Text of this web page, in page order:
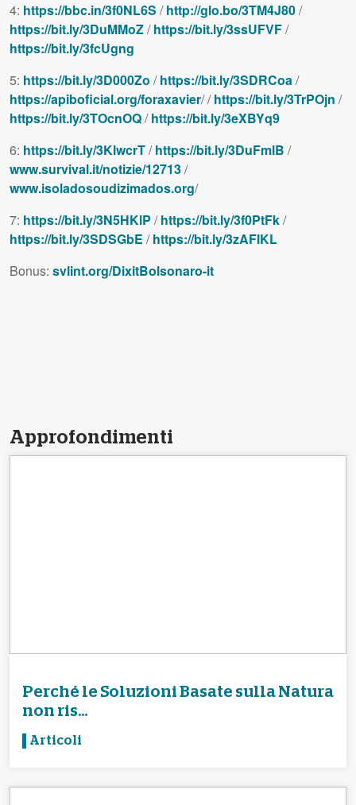
4: https://bbc.in/3f0NL6S /http://glo.bo/3TM4J80/
https://bit.ly/3DuMMoZ/https://bit.ly/3ssUFVF/
https://bit.ly/3fcUgng
5: https://bit.ly/3D000Zo /https://bit.ly/3SDRCoa/
https://apiboficial.org/foraxavier/ /https://bit.ly/3TrPOjn /
https://bit.ly/3TOcnOQ/https://bit.ly/3eXBYq9
6: https://bit.ly/3KlwcrT/https://bit.ly/3DuFmlB /
www.survival.it/notizie/12713/
www.isoladosoudizimados.org/
7: https://bit.ly/3N5HKlP /https://bit.ly/3f0PtFk/
https://bit.ly/3SDSGbE /https://bit.ly/3zAFlKL
Bonus: svlint.org/DixitBolsonaro-it
Approfondimenti
Perché le Soluzioni Basate sulla Natura
non ris...
Articoli